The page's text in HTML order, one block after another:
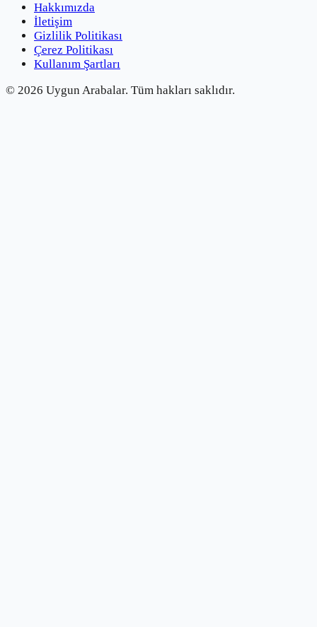
Hakkımızda
İletişim
Gizlilik Politikası
Çerez Politikası
Kullanım Şartları
© 2026 Uygun Arabalar. Tüm hakları saklıdır.